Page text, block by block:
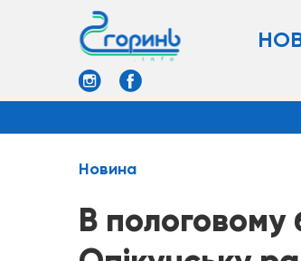
Новина
В пологовому